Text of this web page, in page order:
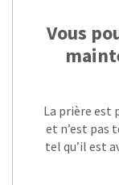
Vous
La prière est
et n’est pas
tel qu’il est